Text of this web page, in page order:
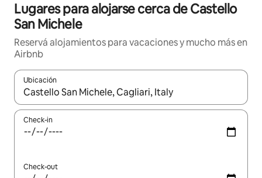
Lugares para alojarse cerca de Castello
San Michele
Reservá alojamientos para vacaciones y mucho más en
Airbnb
Ubicación
Cuando los resultados estén disponibles, navegá con las
Check-in
Check-out